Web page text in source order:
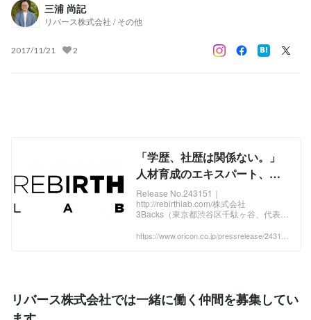
三浦 尚記
リバース株式会社 / その他
2017/11/21 2
「学歴、社歴は関係ない。」
人材育成のエキスパート、株
式会社３Backsが【REBIRTH
LAB(リバースラボ)】をリリー
Release No.243151｜
http://rebirthlab.com/株式会社
3Backs（東京都渋谷区千駄ヶ谷、代表取
ップアウトした人でも関係なく、一流の
https://www.oricon.co.jp/pressrelease/24315
リバース株式会社では一緒に働く仲間を募集してい